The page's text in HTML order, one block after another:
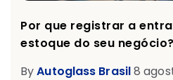
Por que registrar a
estoque do seu negócio?
ByAutoglass Brasil8